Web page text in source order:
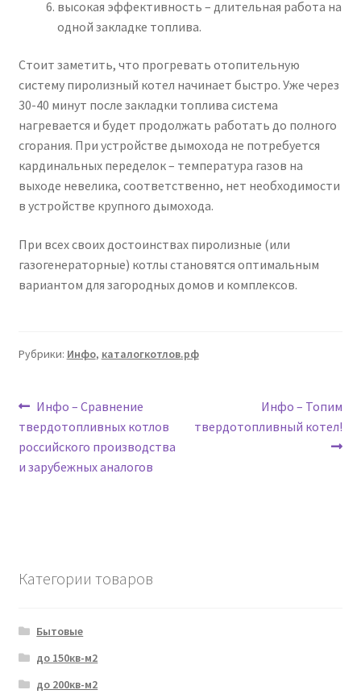
высокая эффективность – длительная работа на
одной закладке топлива.
Стоит заметить, что прогревать отопительную
систему пиролизный котел начинает быстро. Уже через
30-40 минут после закладки топлива система
нагревается и будет продолжать работать до полного
сгорания. При устройстве дымохода не потребуется
кардинальных переделок – температура газов на
выходе невелика, соответственно, нет необходимости
в устройстве крупного дымохода.
При всех своих достоинствах пиролизные (или
газогенераторные) котлы становятся оптимальным
вариантом для загородных домов и комплексов.
Рубрики: Инфо, каталогкотлов.рф
Навигация
по
записям
Предыдущая
запись:
Инфо – Сравнение
твердотопливных котлов
российского производства
и зарубежных аналогов
Следующая
запись:
Инфо – Топим
твердотопливный котел!
Категории товаров
Бытовые
до 150кв-м2
до 200кв-м2